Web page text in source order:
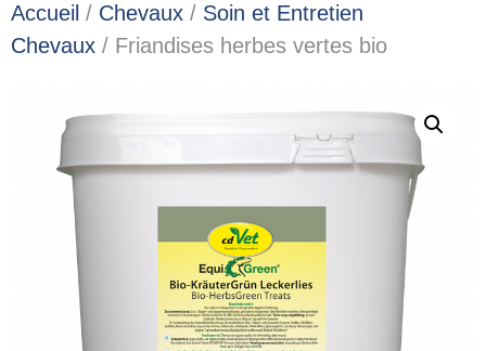
Accueil / Chevaux / Soin et Entretien
Chevaux / Friandises herbes vertes bio